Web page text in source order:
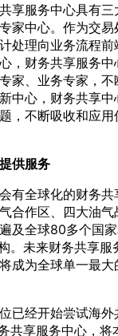
享服务中心具有
家中心。作为交
处理向业务流程
，财务共享服务
家、业务专家，
中心，财务共享
，不断吸收和应
供服务
有全球化的财务
合作区、四大油
及全球80多个国
。未来财务共享服
成为全球单一最
已经开始尝试海
共享服务中心，将